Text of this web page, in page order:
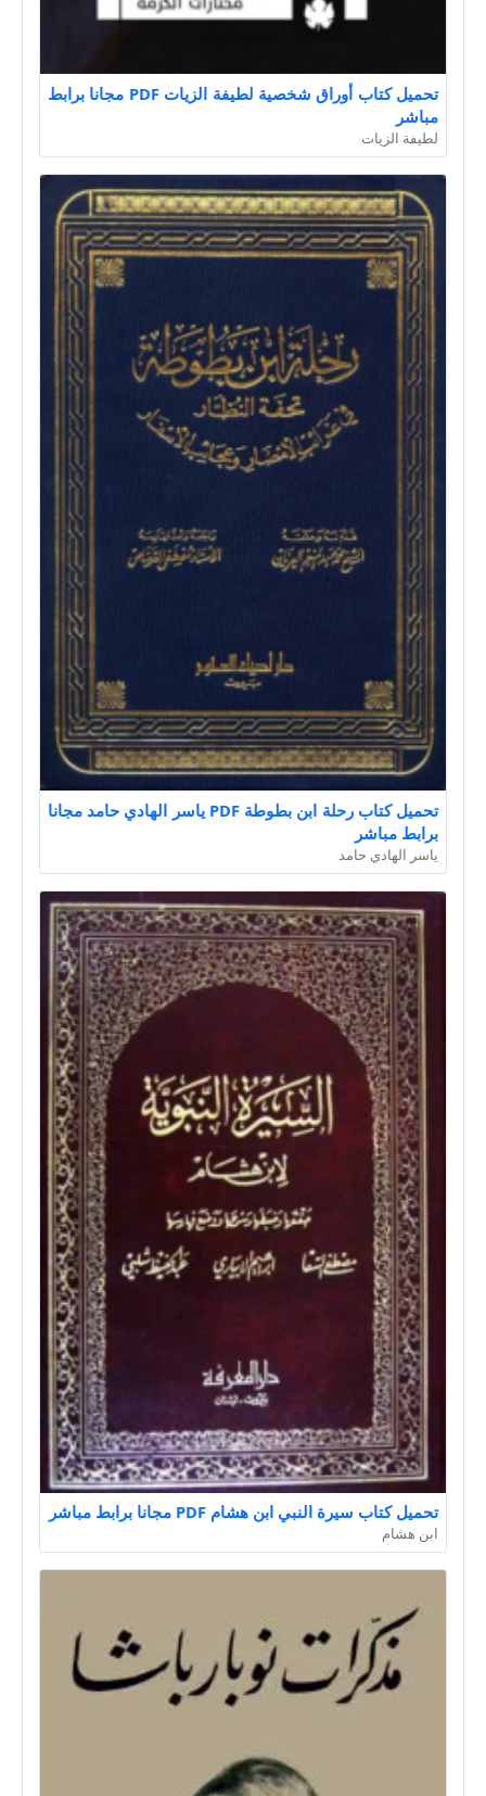
تحميل كتاب أوراق شخصية لطيفة الزيات PDF مجانا برابط
مباشر
لطيفة الزيات
تحميل كتاب رحلة ابن بطوطة PDF ياسر الهادي حامد مجانا
برابط مباشر
ياسر الهادي حامد
تحميل كتاب سيرة النبي ابن هشام PDF مجانا برابط مباشر
ابن هشام